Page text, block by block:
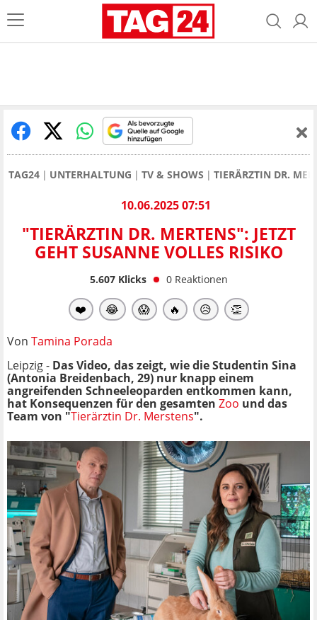
TAG24 UNTERHALTUNG TV & SHOWS TIERÄRZTIN DR.
10.06.2025 07:51
"TIERÄRZTIN DR. MERTENS": JETZT
GEHT SUSANNE VOLLES RISIKO
5.607Klicks 0 Reaktionen
❤️ 😂 😱 🔥 😥 👏
Von Tamina Porada
Leipzig - Das Video, das zeigt, wie die Studentin Sina
(Antonia Breidenbach, 29) nur knapp einem
angreifenden Schneeleoparden entkommen kann,
hat Konsequenzen für den gesamten Zoo und das
Team von "Tierärztin Dr. Merstens".